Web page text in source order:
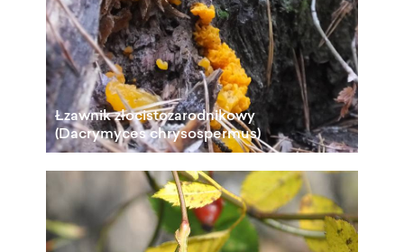
Łzawnik złocistozarodnikowy
(Dacrymyces chrysospermus)